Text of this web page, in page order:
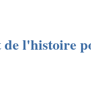
de l'histoire